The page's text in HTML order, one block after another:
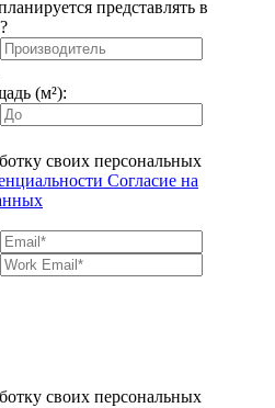
представлять в
(м²):
своих персональных
Согласие на
своих персональных